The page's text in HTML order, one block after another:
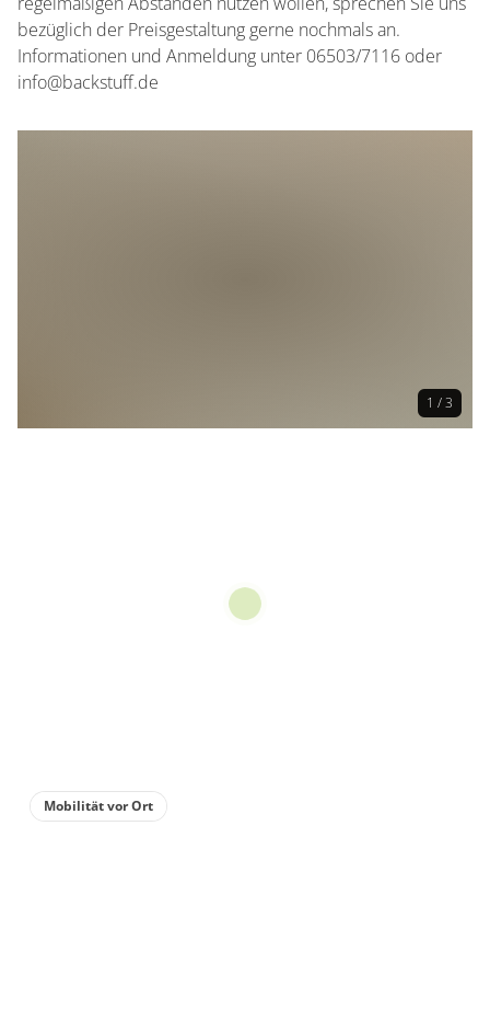
bezüglich der Preisgestaltung gerne nochmals an.
Informationen und Anmeldung unter 06503/7116 oder
info@backstuff.de
1 / 3
Mobilität vor Ort